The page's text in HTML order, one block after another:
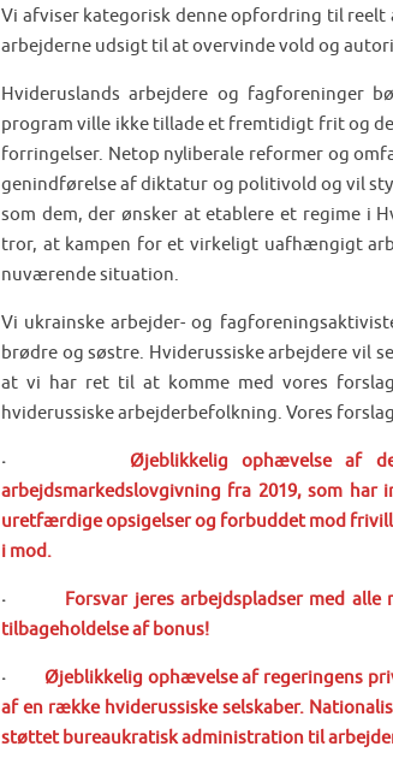
Vi afviser kategorisk denne opfordring til reelt
arbejderne udsigt til at overvinde vold og
Hvideruslands arbejdere og fagforeninger
program ville ikke tillade et fremtidigt frit og
forringelser. Netop nyliberale reformer og
genindførelse af diktatur og politivold og vil
som dem, der ønsker at etablere et regime i
tror, at kampen for et virkeligt uafhængigt
nuværende situation.
Vi ukrainske arbejder- og
brødre og søstre. Hviderussiske arbejdere vil
at vi har ret til at komme med vores
hviderussiske arbejderbefolkning. Vores
· Øjeblikkelig ophævelse af
arbejdsmarkedslovgivning fra 2019, som
uretfærdige opsigelser og forbuddet mod
i mod.
· Forsvar jeres arbejdspladser med
tilbageholdelse af bonus!
·
Øjeblikkelig ophævelse af regeringens
af en række hviderussiske selskaber.
støttet bureaukratisk administration til